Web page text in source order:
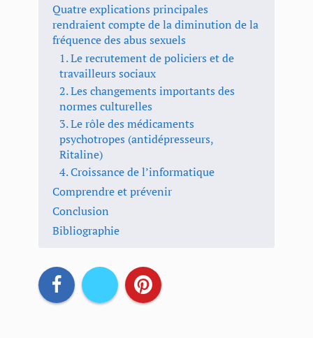
Quatre explications principales
rendraient compte de la diminution de la
fréquence des abus sexuels
1. Le recrutement de policiers et de
travailleurs sociaux
2. Les changements importants des
normes culturelles
3. Le rôle des médicaments
psychotropes (antidépresseurs,
Ritaline)
4. Croissance de l’informatique
Comprendre et prévenir
Conclusion
Bibliographie